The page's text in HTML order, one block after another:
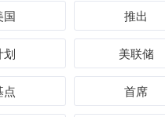
国 推出
划 美联储
点 首席